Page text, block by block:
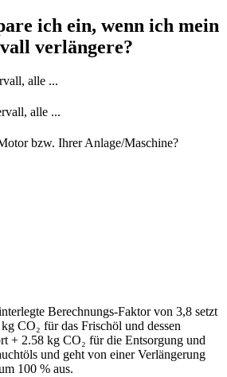
ich ein, wenn ich mein
verlängere?
alle ...
alle ...
bzw. Ihrer Anlage/Maschine?
Berechnungs-Faktor von 3,8 setzt
CO₂ für das Frischöl und dessen
+ 2.58 kg CO₂ für die Entsorgung und
und geht von einer Verlängerung
100 % aus.